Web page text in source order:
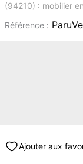
(94210) : mobilier
Référence :
Ajouter aux